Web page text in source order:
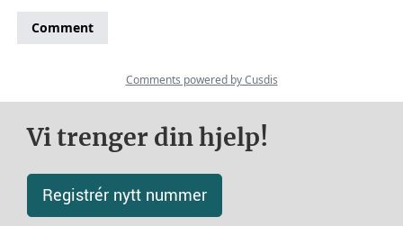
Vi trenger din hjelp!
Registrér nytt nummer